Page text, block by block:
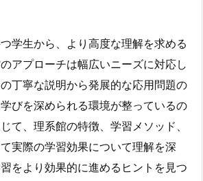
学生から、より高度な理解を求める
アプローチは幅広いニーズに対応し
丁寧な説明から発展的な応用問題の
びを深められる環境が整っているの
て、理系館の特徴、学習メソッド、
実際の学習効果について理解を深
をより効果的に進めるヒントを見つ